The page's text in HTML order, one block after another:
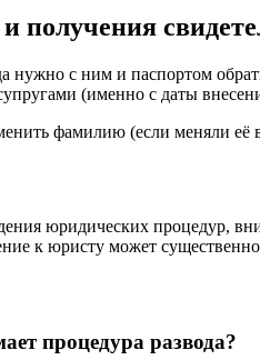
получения
нужно с ним и паспортом
(именно с даты
фамилию (если меняли
юридических процедур,
к юристу может
процедура развода?